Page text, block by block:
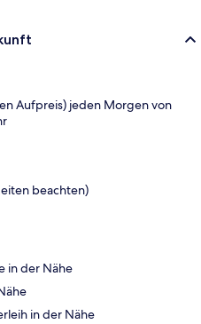
Aufpreis) jeden Morgen von
beachten)
in der Nähe
in der Nähe